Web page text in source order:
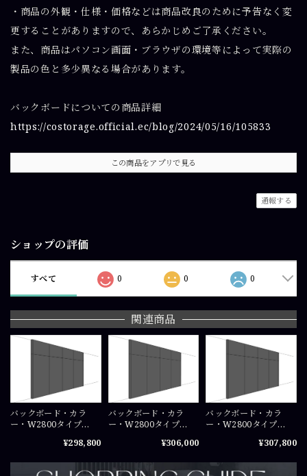
・商品の外観・仕様・価格などは商品改良のために予告なく変
更することがありますので、あらかじめご了承ください。
また、商品はパソコン画面・ブラウザの環境等によって実際の
製品の色と多少異なる場合があります。
バックボードについての商品詳細
https://costorage.official.ec/blog/2024/05/16/105833
この商品をアプリで見る
通報する
ショップの評価
すべて 0 0 0
関連商品
バックボード・カラ
ー・W2800タイプ
×H2300（mm）COS-
¥298,800
バックボード・カラ
ー・W2800タイプ
×H2400（mm）COS-
¥306,000
バックボード・カラ
ー・W2800タイプ
×H2450（mm）COS-
¥307,800